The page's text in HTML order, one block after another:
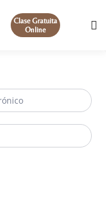
Clase Gratuita
Online